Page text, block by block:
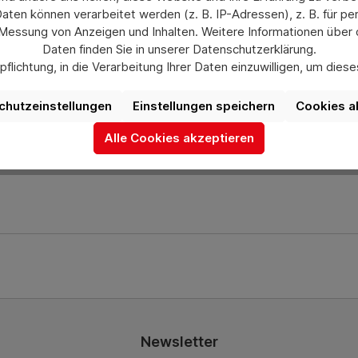
Bereifung, Reifen blaugrau, nicht kreidend (spurlos).
bei uns über das Kontaktformular oder unter
Newsletter
können verarbeitet werden (z. B. IP-Adressen), z. B. für
von Anzeigen und Inhalten. Weitere Informationen über
Daten finden Sie in unserer Datenschutzerklärung.
in die Verarbeitung Ihrer Daten einzuwilligen, um
individueller Einstellungen möglicherweise nicht alle
verfügbar sind.
Mehr Informationen
Cookies
Einstellungen speichern
Alle Cookies akzeptieren